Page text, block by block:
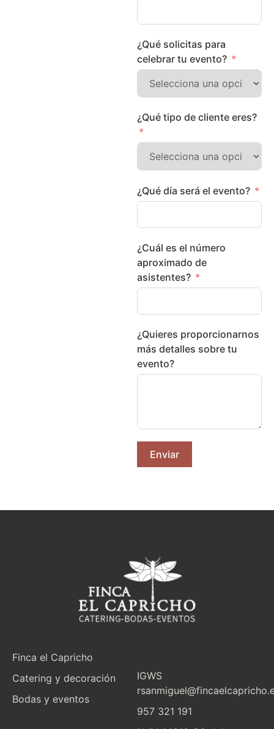
¿Qué solicitas para
celebrar tu evento?
¿Qué tipo de cliente eres?
¿Qué día será el evento?
¿Cuál es el número
aproximado de
asistentes?
¿Quieres proporcionarnos
más detalles sobre tu
evento?
Enviar
Finca el Capricho
Catering y decoración
Bodas y eventos
IGWS
957 321 191